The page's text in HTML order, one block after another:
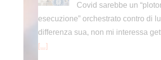
Covid sarebbe un
esecuzione” orchestrato contro di
differenza sua, non mi interessa
[...]